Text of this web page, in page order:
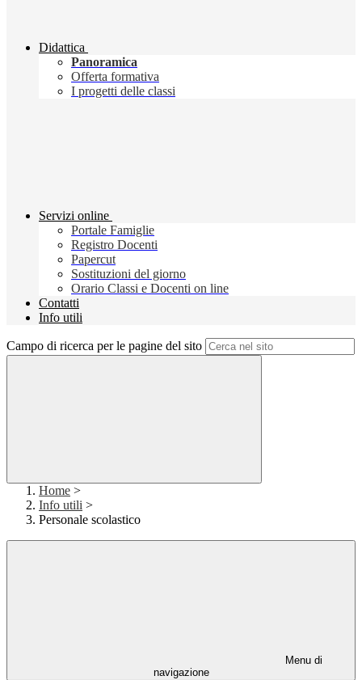
Didattica
Panoramica
Offerta formativa
I progetti delle classi
Servizi online
Portale Famiglie
Registro Docenti
Papercut
Sostituzioni del giorno
Orario Classi e Docenti on line
Contatti
Info utili
Campo di ricerca per le pagine del sito
Home >
Info utili >
Personale scolastico
Menu di
navigazione